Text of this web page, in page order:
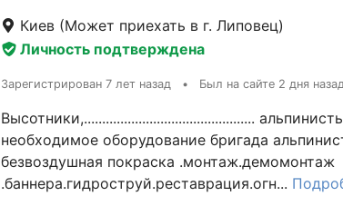
Киев (Может приехать в г. Липовец)
Личность подтверждена
Зарегистрирован 7 лет назад • Был на сайте 2 дня назад
Высотники,...............................................
необходимое оборудование бригада
безвоздушная покраска .монтаж.демомонтаж
.баннера.гидроструй.реставрация.огн...